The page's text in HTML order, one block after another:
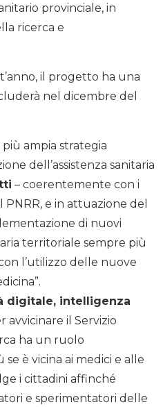
provinciale, in
ricerca e
il progetto ha una
nel dicembre del
più ampia strategia
dell’assistenza sanitaria
– coerentemente con i
e in attuazione del
di nuovi
territoriale sempre più
l’utilizzo delle nuove
digitale, intelligenza
avvicinare il Servizio
ha un ruolo
è vicina ai medici e alle
i cittadini affinché
e sperimentatori delle